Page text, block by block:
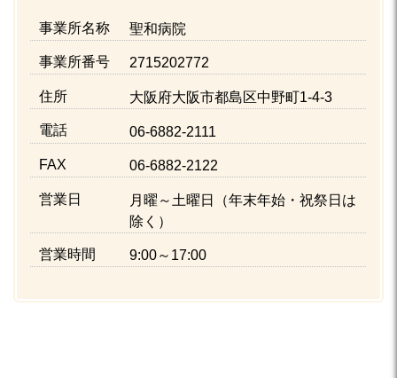
事業所名称 聖和病院
事業所番号 2715202772
住所 大阪府大阪市都島区中野町1-4-3
電話 06-6882-2111
FAX 06-6882-2122
営業日
月曜～土曜日（年末年始・祝祭日は
除く）
営業時間 9:00～17:00